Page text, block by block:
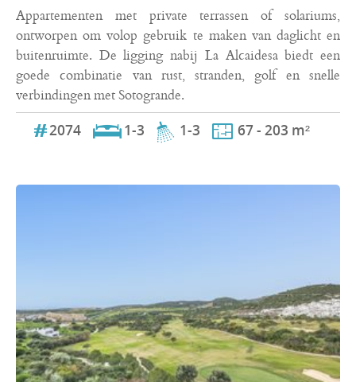
Appartementen met private terrassen of solariums,
ontworpen om volop gebruik te maken van daglicht en
buitenruimte. De ligging nabij La Alcaidesa biedt een
goede combinatie van rust, stranden, golf en snelle
verbindingen met Sotogrande.
2074 1-3 1-3 67 - 203 m²